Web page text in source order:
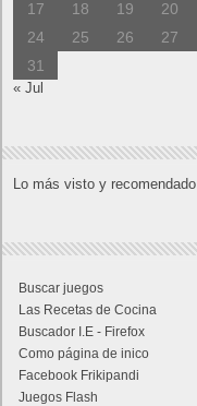
17
18 19 20
24
25 26 27
31
« Jul
Lo más visto y recomendado
Buscar juegos
Las Recetas de Cocina
Buscador I.E - Firefox
Como página de inico
Facebook Frikipandi
Juegos Flash